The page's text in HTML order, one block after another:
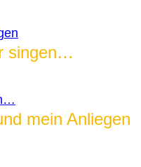
singen…
mein Anliegen